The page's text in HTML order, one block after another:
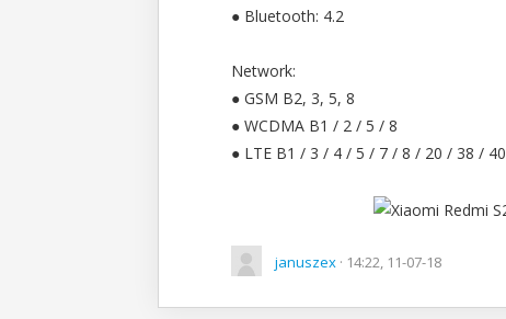
● Bluetooth: 4.2
Network:
● GSM B2, 3, 5, 8
● WCDMA B1 / 2 / 5 / 8
● LTE B1 / 3 / 4 / 5 / 7 / 8 / 20 / 38 / 40
januszex · 14:22, 11-07-18